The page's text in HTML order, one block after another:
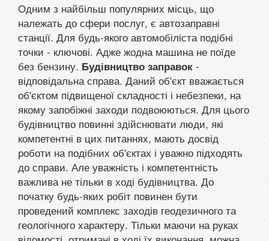
Одним з найбільш популярних місць, що
належать до сфери послуг, є автозаправні
станції. Для будь-якого автомобіліста подібні
точки - ключові. Адже жодна машина не поїде
без бензину. Будівництво заправок -
відповідальна справа. Даний об'єкт вважається
об'єктом підвищеної складності і небезпеки, на
якому запобіжні заходи подвоюються. Для цього
будівництво повинні здійснювати люди, які
компетентні в цих питаннях, мають досвід
роботи на подібних об'єктах і уважно підходять
до справи. Але уважність і компетентність
важлива не тільки в ході будівництва. До
початку будь-яких робіт повинен бути
проведений комплекс заходів геодезичного та
геологічного характеру. Тільки маючи на руках